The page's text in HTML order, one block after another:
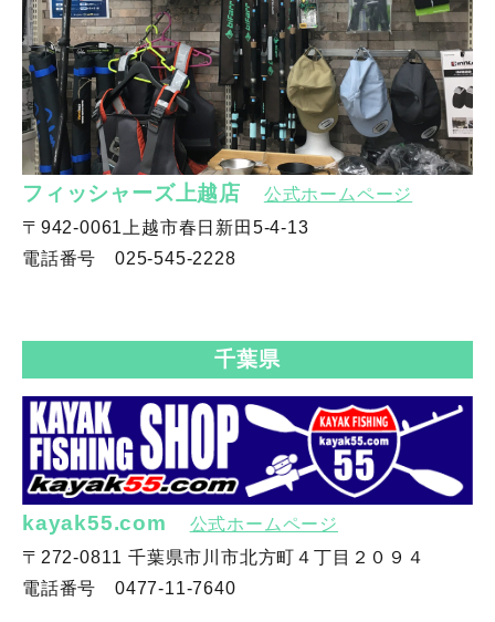
フィッシャーズ上越店
公式ホームページ
〒942-0061上越市春日新田5-4-13
電話番号 025-545-2228
千葉県
kayak55.com
公式ホームページ
〒272-0811 千葉県市川市北方町４丁目２０９４
電話番号 0477-11-7640